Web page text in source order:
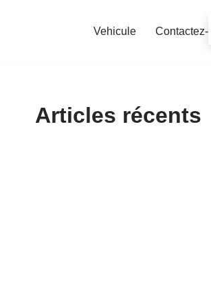
Vehicule Contactez-
Articles récents